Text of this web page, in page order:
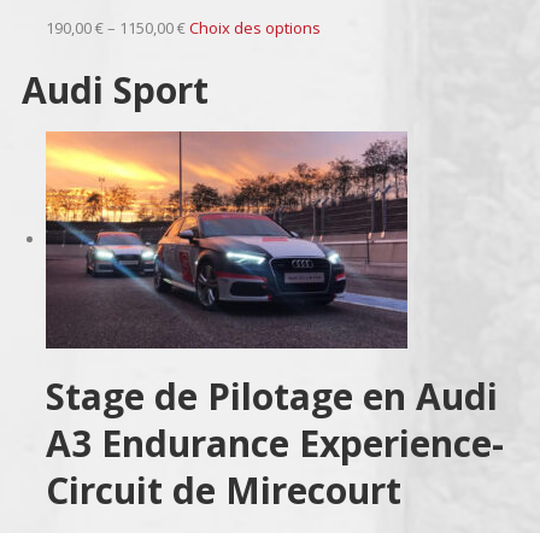
190,00 € – 1150,00 €Choix des options
Audi Sport
Stage de Pilotage en Audi
A3 Endurance Experience-
Circuit de Mirecourt